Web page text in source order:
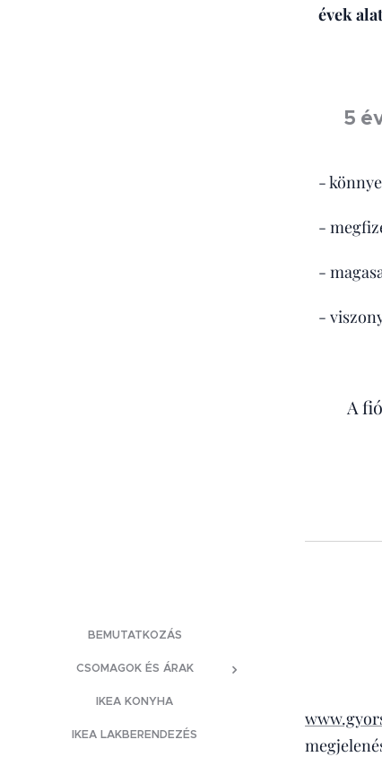
BEMUTATKOZÁS
CSOMAGOK ÉS ÁRAK
IKEA KONYHA
IKEA LAKBERENDEZÉS
évek
5
-
-
-
-
A